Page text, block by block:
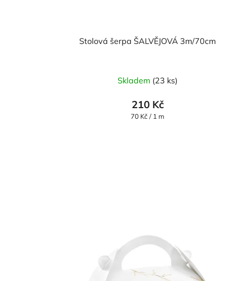
Stolová šerpa ŠALVĚJOVÁ 3m/70cm
hodnocení
produktu
je
Skladem (23 ks)
210 Kč
Měrná
70 Kč / 1 m